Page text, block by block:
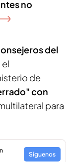
no
del
el
de
con
para
Síguenos